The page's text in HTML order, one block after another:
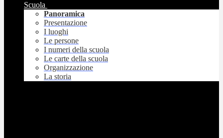
Scuola
Panoramica
Presentazione
I luoghi
Le persone
I numeri della scuola
Le carte della scuola
Organizzazione
La storia